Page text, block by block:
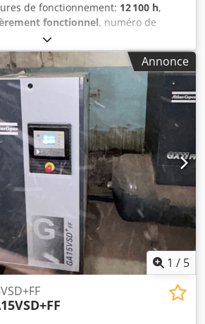
de fonctionnement: 12 100 h,
fonctionnel, numéro de
, Nous proposons à la vente un
performant de la marque Atlas
d'occasion, a été régulièrement
qualifié et est immédiatement
techniques : Type : GA37
VSD+ pour une efficacité énergétique
fonctionnement : 12 100 heures État :
état et immédiatement prêt à
Dj Acmer Le compresseur peut être
Kiel et testé sous tension sur rendez-
Annonce
1 / 5